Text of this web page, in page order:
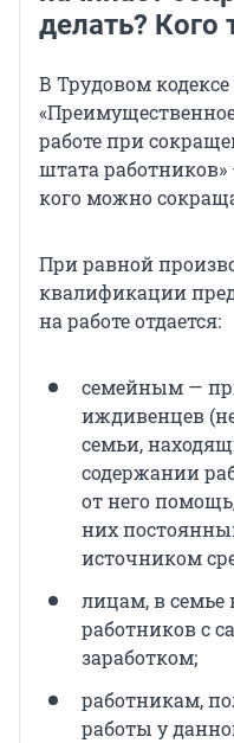
делать? Кого
В Трудовом кодексе
работе при
штата
кого можно
При равной
квалификации
на работе отдается:
семейным —
иждивенцев
семьи,
содержании
от него
них
источником
лицам, в семье
работников с
заработком;
работникам,
работы у